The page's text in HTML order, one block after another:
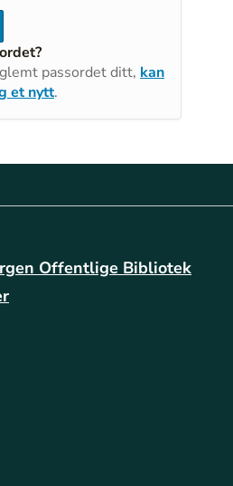
passordet ditt, kan
et nytt.
Offentlige Bibliotek